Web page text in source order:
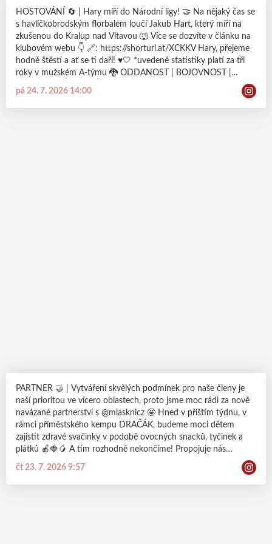
HOSTOVÁNÍ 🔄 | Hary míří do Národní ligy! 🤝 Na nějaký čas se
s havlíčkobrodským florbalem loučí Jakub Hart, který míří na
zkušenou do Kralup nad Vltavou 🐺 Více se dozvíte v článku na
klubovém webu 👇 🔗: https://shorturl.at/XCKKV Hary, přejeme
hodně štěstí a ať se ti daří! ♥️🤍 *uvedené statistiky platí za tři
roky v mužském A-týmu 🐉 ODDANOST | BOJOVNOST |
RESPEKT | VÍTĚZSTVÍ #dracisila #probudvsobedraka
#eruptingdragons
pá 24. 7. 2026 14:00
PARTNER 🤝 | Vytváření skvělých podmínek pro naše členy je
naší prioritou ve vícero oblastech, proto jsme moc rádi za nově
navázané partnerství s @mlasknicz 🤩 Hned v příštím týdnu, v
rámci příměstského kempu DRAČÁK, budeme moci dětem
zajistit zdravé svačinky v podobě ovocných snacků, tyčinek a
plátků 🍎🍓🥭 A tím rozhodně nekončíme! Propojuje nás
společná chuť dělat věci správně a budování zdravých návyků je
RESPEKT | VÍTĚZSTVÍ #dracisila #probudvsobedraka
čt 23. 7. 2026 9:57